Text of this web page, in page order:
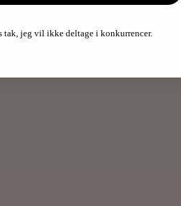
tak, jeg vil ikke deltage i konkurrencer.